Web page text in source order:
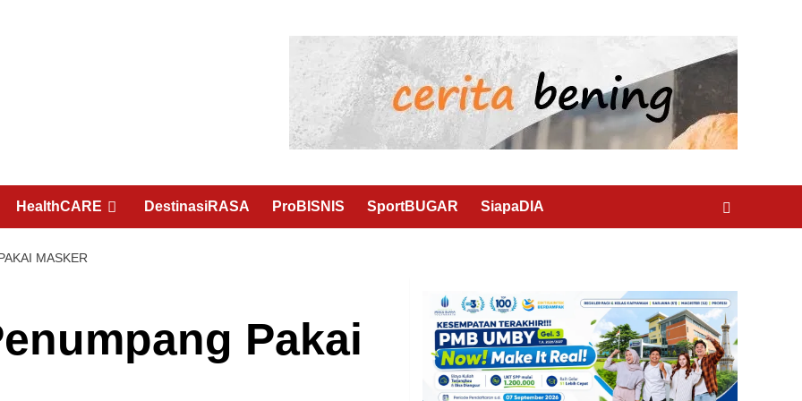
HealthCARE DestinasiRASA ProBISNIS SportBUGAR SiapaDIA
MASKER
Pakai